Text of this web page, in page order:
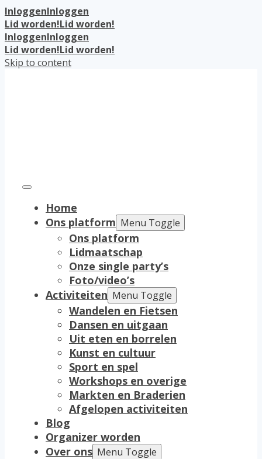
InloggenInloggen
Lid worden!Lid worden!
InloggenInloggen
Lid worden!Lid worden!
Skip to content
Home
Ons platform Menu Toggle
Ons platform
Lidmaatschap
Onze single party’s
Foto/video’s
Activiteiten Menu Toggle
Wandelen en Fietsen
Dansen en uitgaan
Uit eten en borrelen
Kunst en cultuur
Sport en spel
Workshops en overige
Markten en Braderien
Afgelopen activiteiten
Blog
Organizer worden
Over ons Menu Toggle